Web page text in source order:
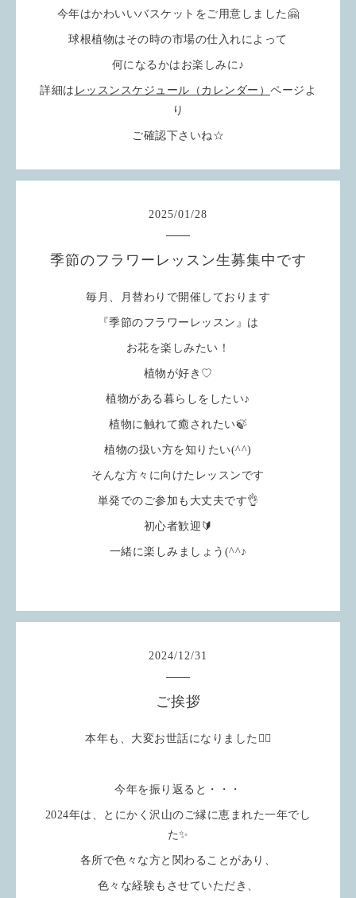
今年はかわいいバスケットをご用意しました🤗
球根植物はその時の市場の仕入れによって
何になるかはお楽しみに♪
詳細は レッスンスケジュール（カレンダー） ページよ
り
ご確認下さいね☆
2025/01/28
季節のフラワーレッスン生募集中です
毎月、月替わりで開催しております
『季節のフラワーレッスン』は
お花を楽しみたい！
植物が好き♡
植物がある暮らしをしたい♪
植物に触れて癒されたい🍃
植物の扱い方を知りたい(^^)
そんな方々に向けたレッスンです
単発でのご参加も大丈夫です👌
初心者歓迎🔰
一緒に楽しみましょう(^^♪
2024/12/31
ご挨拶
本年も、大変お世話になりました🙇‍♀️
今年を振り返ると・・・
2024年は、とにかく沢山のご縁に恵まれた一年でし
た✨
各所で色々な方と関わることがあり、
色々な経験もさせていただき、